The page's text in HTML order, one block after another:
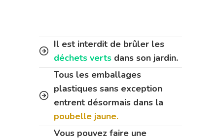
Il est interdit de brûler les
déchets verts dans son jardin.
Tous les emballages
plastiques sans exception
entrent désormais dans la
poubelle jaune.
Vous pouvez faire une